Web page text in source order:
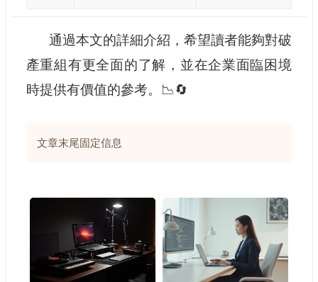
通過本文的詳細介紹，希望讀者能夠對破
產重組有更全面的了解，並在企業面臨困境
時提供有價值的參考。📉🔄
文章末尾固定信息